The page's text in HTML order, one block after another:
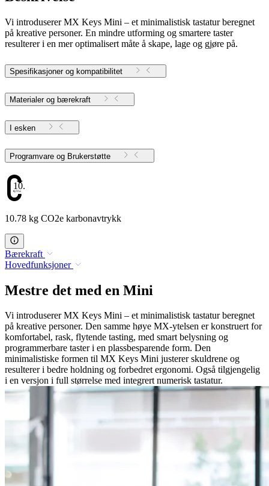
Vi introduserer MX Keys Mini – et minimalistisk tastatur beregnet
på kreative personer. En mindre utforming og smartere taster
resulterer i en mer optimalisert måte å skape, lage og gjøre på.
Spesifikasjoner og kompatibilitet
Materialer og bærekraft
I esken
Programvare og Brukerstøtte
10.78
10.78 kg CO2e karbonavtrykk
Bærekraft
Hovedfunksjoner
Mestre det med en Mini
Vi introduserer MX Keys Mini – et minimalistisk tastatur beregnet
på kreative personer. Den samme høye MX-ytelsen er konstruert for
komfortabel, rask, flytende tasting, med smart belysning og
programmerbare taster i en plassbesparende form. Den
minimalistiske formen til MX Keys Mini justerer skuldrene og
resulterer i bedre holdning og forbedret ergonomi. Også tilgjengelig
i en versjon i full størrelse med integrert numerisk tastatur.